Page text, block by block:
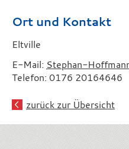
Ort und Kontakt
Eltville
E-Mail: Stephan-
Telefon: 0176 20164646
zurück zur Übersicht